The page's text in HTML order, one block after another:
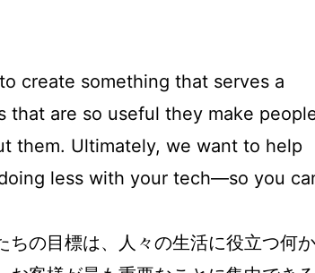
create something that serves a
that are so useful they make
them. Ultimately, we want to help
less with your tech—so you
ちの目標は、人々の生活に役立つ何か